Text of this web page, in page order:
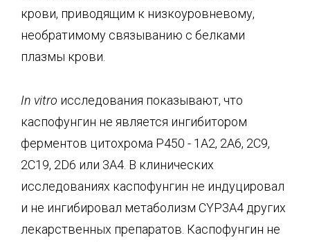
крови, приводящим к низкоуровневому,
необратимому связыванию с белками
плазмы крови.
In vitro исследования показывают, что
каспофунгин не является ингибитором
ферментов цитохрома Р450 - 1А2, 2А6, 2С9,
2С19, 2D6 или 3А4. В клинических
исследованиях каспофунгин не индуцировал
и не ингибировал метаболизм CYP3A4 других
лекарственных препаратов. Каспофунгин не